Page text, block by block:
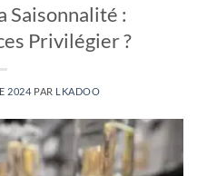
Saisonnalité :
Privilégier ?
2024 PAR LKADOO